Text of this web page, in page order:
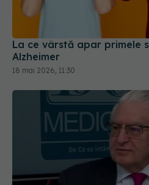
La ce vârstă apar primele
Alzheimer
18 mai 2026, 11:30